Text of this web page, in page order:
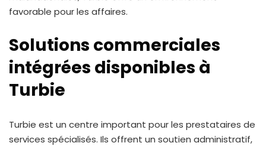
favorable pour les affaires.
Solutions commerciales
intégrées disponibles à
Turbie
Turbie est un centre important pour les prestataires de
services spécialisés. Ils offrent un soutien administratif,